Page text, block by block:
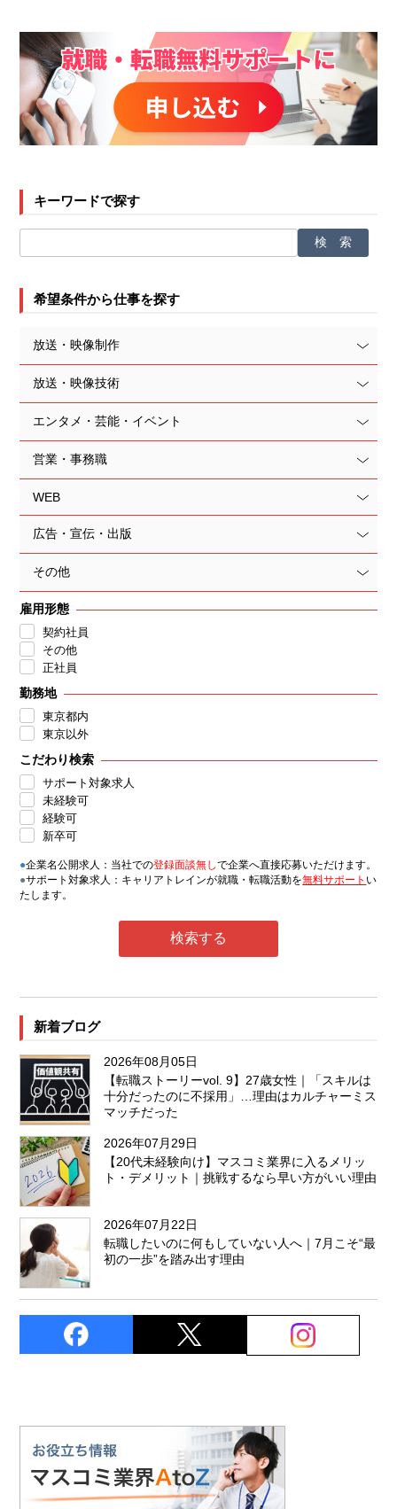
キーワードで探す
希望条件から仕事を探す
放送・映像制作
放送・映像技術
エンタメ・芸能・イベント
営業・事務職
WEB
広告・宣伝・出版
その他
雇用形態
契約社員
その他
正社員
勤務地
東京都内
東京以外
こだわり検索
サポート対象求人
未経験可
経験可
新卒可
●企業名公開求人：当社での登録面談無しで企業へ直接応募いただけます。
●サポート対象求人：キャリアトレインが就職・転職活動を無料サポート い
たします。
新着ブログ
2026年08月05日
【転職ストーリーvol. 9】27歳女性｜「スキルは
十分だったのに不採用」…理由はカルチャーミス
マッチだった
2026年07月29日
【20代未経験向け】マスコミ業界に入るメリッ
ト・デメリット｜挑戦するなら早い方がいい理由
2026年07月22日
転職したいのに何もしていない人へ｜7月こそ“最
初の一歩”を踏み出す理由